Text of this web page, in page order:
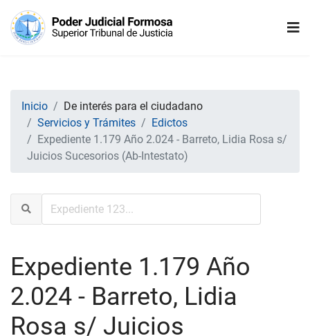
Inicio
De interés para el ciudadano
Servicios y Trámites
Edictos
Expediente 1.179 Año 2.024 - Barreto, Lidia Rosa s/
Juicios Sucesorios (Ab-Intestato)
Expediente 1.179 Año
2.024 - Barreto, Lidia
Rosa s/ Juicios